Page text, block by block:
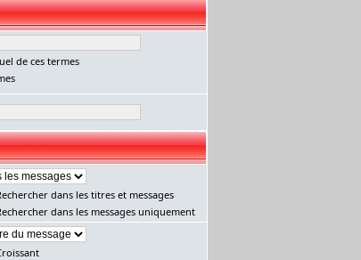
de ces termes
dans les titres et messages
dans les messages uniquement